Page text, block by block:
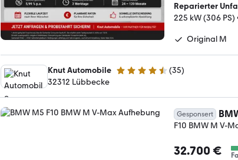
Reparierter
225 kW (306 PS)
Original M
Knut Automobile 4.6 Sterne (35)
32312 Lübbecke
Gesponsert
F10 BMW M V-
32.700 €